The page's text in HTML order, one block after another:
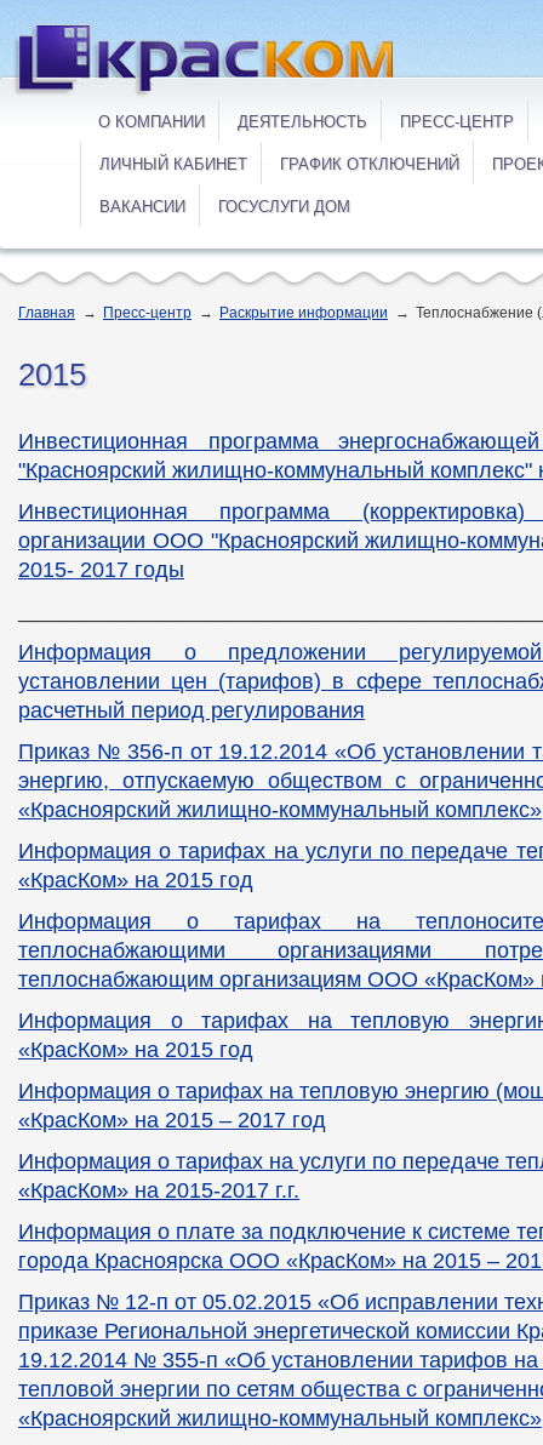
О КОМПАНИИ ДЕЯТЕЛЬНОСТЬ ПРЕСС-ЦЕНТР
ЛИЧНЫЙ КАБИНЕТ ГРАФИК ОТКЛЮЧЕНИЙ
ВАКАНСИИ ГОСУСЛУГИ ДОМ
Главная → Пресс-центр → Раскрытие информации → Теплоснабжение
2015
Инвестиционная программа
"Красноярский жилищно-коммунальный комплекс"
Инвестиционная программа
организации ООО "Красноярский жилищно-
2015- 2017 годы
Информация о предложении
установлении цен (тарифов) в сфере
расчетный период регулирования
Приказ № 356-п от 19.12.2014 «Об установлении
энергию, отпускаемую обществом с
«Красноярский жилищно-коммунальный комплекс»
Информация о тарифах на услуги по передаче
«КрасКом» на 2015 год
Информация о тарифах на
теплоснабжающими организациями
теплоснабжающим организациям ООО «КрасКом»
Информация о тарифах на тепловую
«КрасКом» на 2015 год
Информация о тарифах на тепловую энергию
«КрасКом» на 2015 – 2017 год
Информация о тарифах на услуги по передаче
«КрасКом» на 2015-2017 г.г.
Информация о плате за подключение к системе
города Красноярска ООО «КрасКом» на 2015 –
Приказ № 12-п от 05.02.2015 «Об исправлении
приказе Региональной энергетической комиссии
19.12.2014 № 355-п «Об установлении тарифов на
тепловой энергии по сетям общества с
«Красноярский жилищно-коммунальный комплекс»